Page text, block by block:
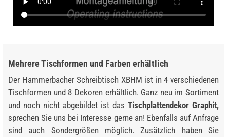
Mehrere Tischformen und Farben erhältlich
Der Hammerbacher Schreibtisch XBHM ist in 4 verschiedenen
Tischformen und 8 Dekoren erhältlich. Ganz neu im Sortiment
und noch nicht abgebildet ist das Tischplattendekor Graphit,
sprechen Sie uns bei Interesse gerne an! Ebenfalls auf Anfrage
sind auch Sondergrößen möglich. Zusätzlich haben Sie